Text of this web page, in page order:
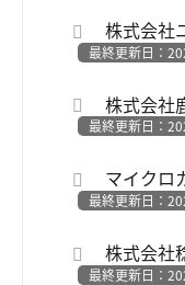
株式会社
最終更新日：
株式会社
最終更新日：
マイクロ
最終更新日：
株式会社
最終更新日：